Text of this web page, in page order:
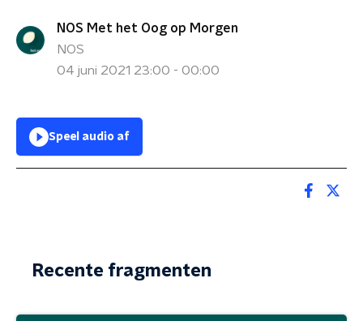
NOS Met het Oog op Morgen
NOS
04 juni 2021 23:00 - 00:00
Speel audio af
Recente fragmenten